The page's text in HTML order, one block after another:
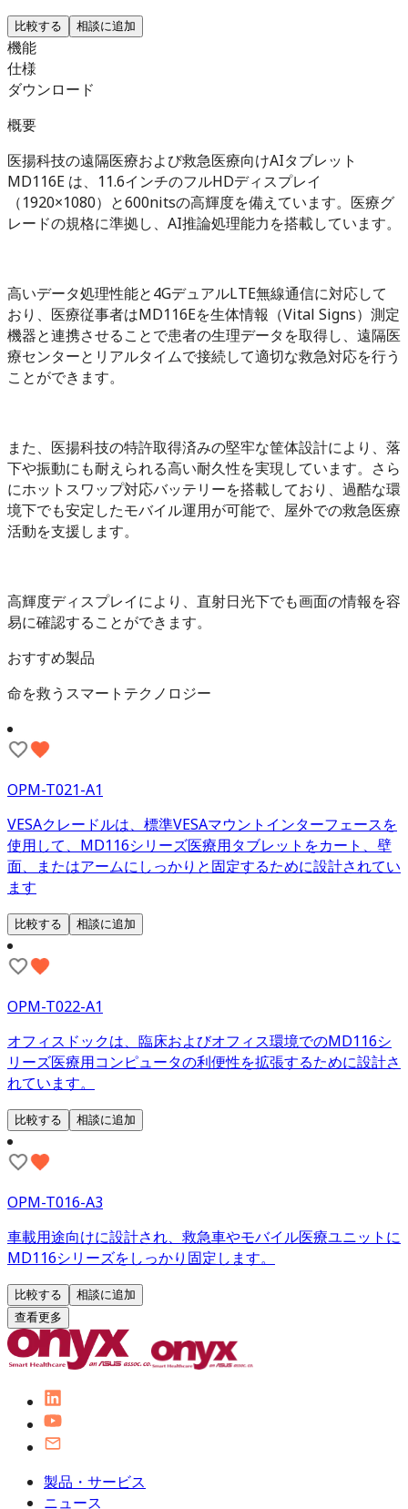
比較する 相談に追加
機能
仕様
ダウンロード
概要
医揚科技の遠隔医療および救急医療向けAIタブレット
MD116E は、11.6インチのフルHDディスプレイ
（1920×1080）と600nitsの高輝度を備えています。医療グ
レードの規格に準拠し、AI推論処理能力を搭載しています。
高いデータ処理性能と4GデュアルLTE無線通信に対応して
おり、医療従事者はMD116Eを生体情報（Vital Signs）測定
機器と連携させることで患者の生理データを取得し、遠隔医
療センターとリアルタイムで接続して適切な救急対応を行う
ことができます。
また、医揚科技の特許取得済みの堅牢な筐体設計により、落
下や振動にも耐えられる高い耐久性を実現しています。さら
にホットスワップ対応バッテリーを搭載しており、過酷な環
境下でも安定したモバイル運用が可能で、屋外での救急医療
活動を支援します。
高輝度ディスプレイにより、直射日光下でも画面の情報を容
易に確認することができます。
おすすめ製品
命を救うスマートテクノロジー
OPM-T021-A1
VESAクレードルは、標準VESAマウントインターフェースを
使用して、MD116シリーズ医療用タブレットをカート、壁
面、またはアームにしっかりと固定するために設計されてい
ます
比較する 相談に追加
OPM-T022-A1
オフィスドックは、臨床およびオフィス環境でのMD116シ
リーズ医療用コンピュータの利便性を拡張するために設計さ
れています。
比較する 相談に追加
OPM-T016-A3
車載用途向けに設計され、救急車やモバイル医療ユニットに
MD116シリーズをしっかり固定します。
比較する
相談に追加
查看更多
製品・サービス
ニュース